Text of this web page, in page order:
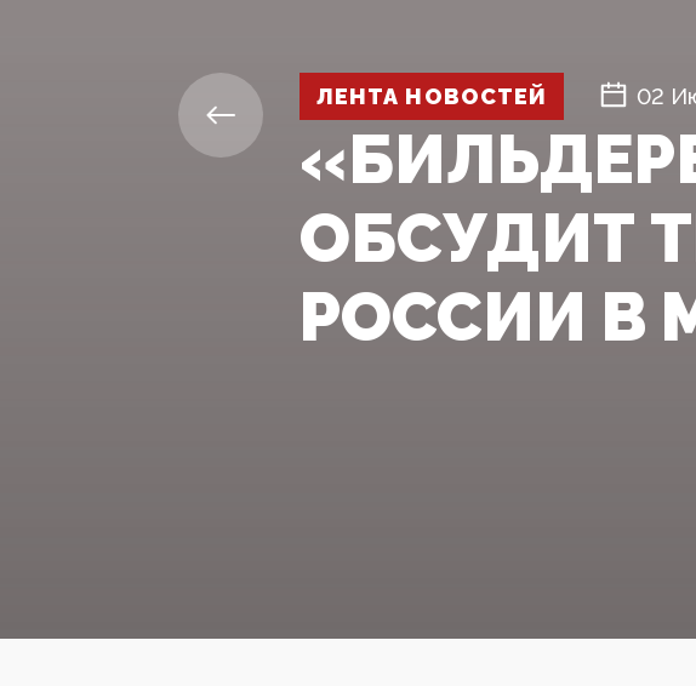
ЛЕНТА НОВОСТЕЙ 02
ОБСУДИТ
РОССИИ В